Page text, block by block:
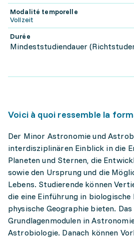
Modalité temporelle
Vollzeit
Durée
Mindeststudiendauer
Voici à quoi ressemble la
Der Minor Astronomie und
interdisziplinären Einblick in die
Planeten und Sternen, die
sowie den Ursprung und die
Lebens. Studierende können
die eine Einführung in biologische
physische Geographie bieten.
Grundlagenmodulen in
Astrobiologie. Danach können